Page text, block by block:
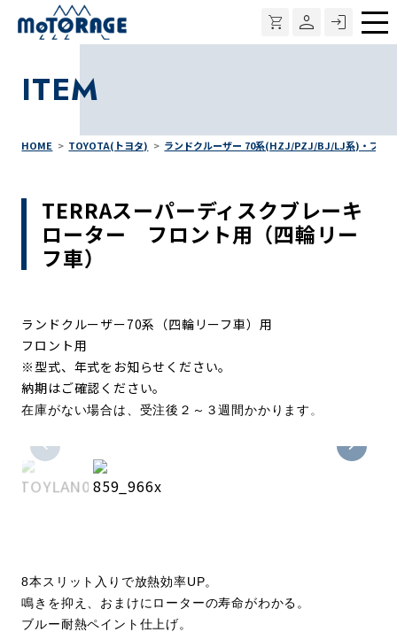
ITEM
HOME TOYOTA(トヨタ) ランドクルーザー 70系(HZJ/PZJ/BJ/LJ系)・ブレ
TERRAスーパーディスクブレーキ
ローター フロント用（四輪リー
フ車）
ランドクルーザー70系（四輪リーフ車）用
フロント用
※型式、年式をお知らせください。
納期はご確認ください。
在庫がない場合は、受注後２～３週間かかります 。
8本スリット入りで放熱効率UP。
鳴きを抑え、おまけにローターの寿命がわかる。
ブルー耐熱ペイント仕上げ。
メ